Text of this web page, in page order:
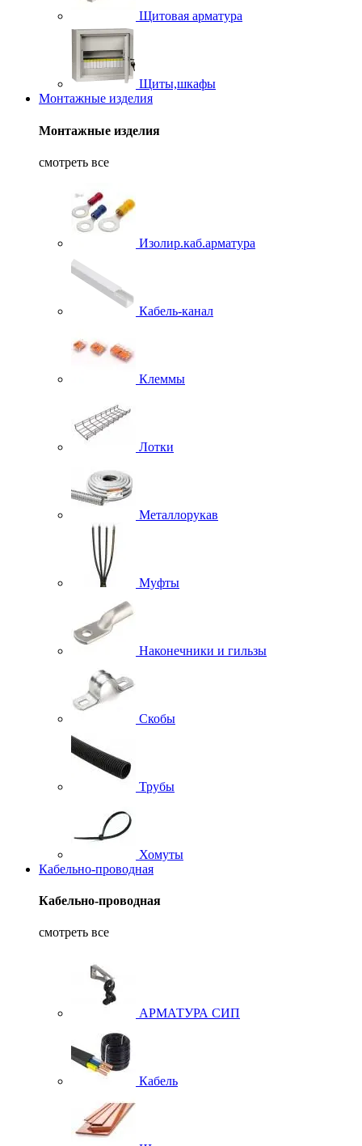
Щитовая арматура
Щиты,шкафы
Монтажные изделия
Монтажные изделия
смотреть все
Изолир.каб.арматура
Кабель-канал
Клеммы
Лотки
Металлорукав
Муфты
Наконечники и гильзы
Скобы
Трубы
Хомуты
Кабельно-проводная
Кабельно-проводная
смотреть все
АРМАТУРА СИП
Кабель